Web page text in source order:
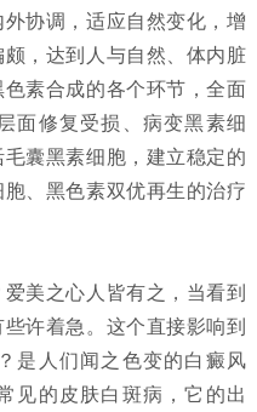
协调，适应自然变化，增
，达到人与自然、体内脏
素合成的各个环节，全面
面修复受损、病变黑素细
囊黑素细胞，建立稳定的
、黑色素双优再生的治疗
爱美之心人皆有之，当看到
许着急。这个直接影响到
是人们闻之色变的白癜风
见的皮肤白斑病，它的出